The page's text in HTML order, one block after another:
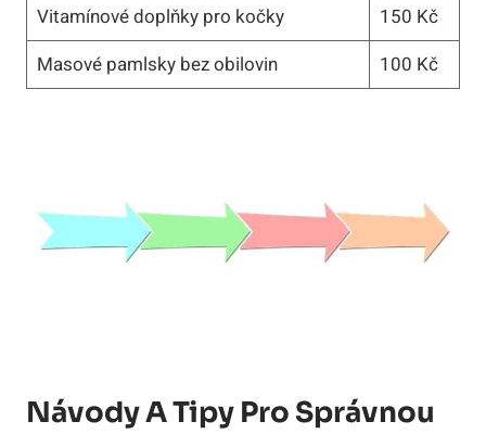
Vitamínové‍ doplňky pro kočky
150 Kč
Masové pamlsky bez obilovin
100 Kč
Návody ATipy Pro Správnou​